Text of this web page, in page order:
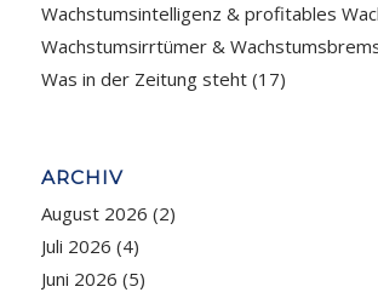
Wachstumsintelligenz & profitables
Wachstumsirrtümer &
Was in der Zeitung steht(17)
ARCHIV
August 2026 (2)
Juli 2026 (4)
Juni 2026 (5)